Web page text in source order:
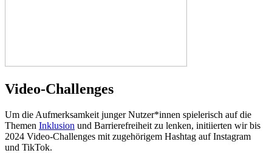
Video-Challenges
Um die Aufmerksamkeit junger Nutzer*innen spielerisch auf die
Themen Inklusion und Barrierefreiheit zu lenken, initiierten wir bis
2024 Video-Challenges mit zugehörigem Hashtag auf Instagram
und TikTok.